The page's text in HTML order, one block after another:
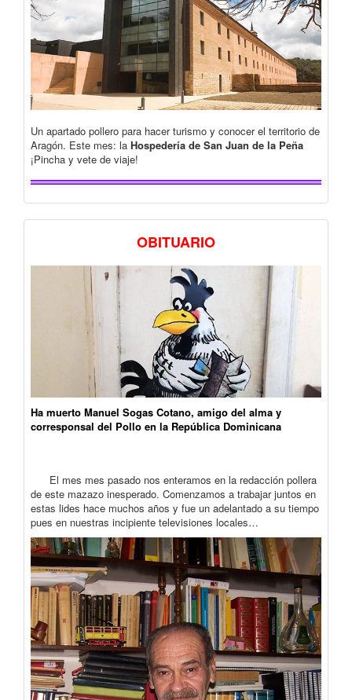
Un apartado pollero para hacer turismo y conocer el territorio de
Aragón. Este mes: la Hospedería de San Juan de la Peña
¡Pincha y vete de viaje!
OBITUARIO
Ha muerto Manuel Sogas Cotano, amigo del alma y
corresponsal del Pollo en la República Dominicana
El mes mes pasado nos enteramos en la redacción pollera
de este mazazo inesperado. Comenzamos a trabajar juntos en
estas lides hace muchos años y fue un adelantado a su tiempo
pues en nuestras incipiente televisiones locales…